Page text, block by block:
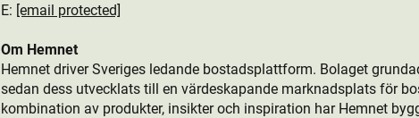
E: [email protected]
Om Hemnet
Hemnet driver Sveriges ledande bostads­plattform. Bolaget
sedan dess utvecklats till en värdeskapande marknadsplats för
kombination av produkt­er, insikter och inspiration har Hemnet